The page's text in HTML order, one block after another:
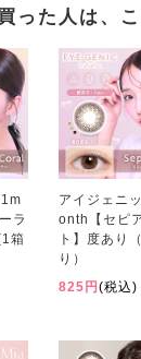
った人は、
ラ
箱
アイジェニ
onth【セピ
ト】度あり
り）
825円 (税込)